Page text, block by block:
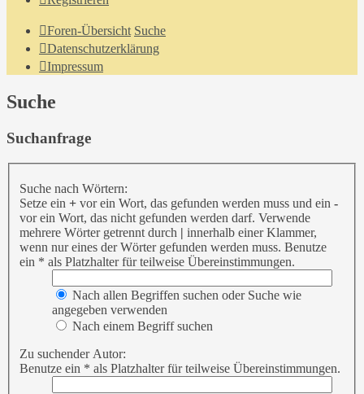
Foren-Übersicht Suche
Datenschutzerklärung
Impressum
Suche
Suchanfrage
Suche nach Wörtern:
Setze ein + vor ein Wort, das gefunden werden muss und ein -
vor ein Wort, das nicht gefunden werden darf. Verwende
mehrere Wörter getrennt durch | innerhalb einer Klammer,
wenn nur eines der Wörter gefunden werden muss. Benutze
ein * als Platzhalter für teilweise Übereinstimmungen.
Nach allen Begriffen suchen oder Suche wie
angegeben verwenden
Nach einem Begriff suchen
Zu suchender Autor:
Benutze ein * als Platzhalter für teilweise Übereinstimmungen.